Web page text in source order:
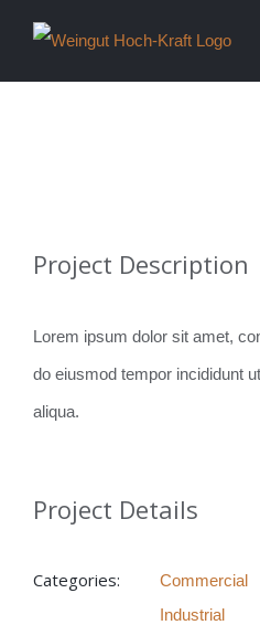
Larger
Project Description
Lorem ipsum dolor sit amet,
do eiusmod tempor incididunt
aliqua.
Project Details
Categories:
Commercial
Industrial